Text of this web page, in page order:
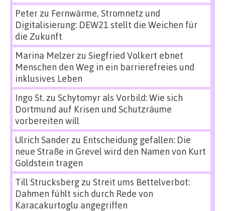
Peterzu Fernwärme, Stromnetz und
Digitalisierung: DEW21 stellt die Weichen für
die Zukunft
Marina Melzerzu Siegfried Volkert ebnet
Menschen den Weg in ein barrierefreies und
inklusives Leben
Ingo St.zu Schytomyr als Vorbild: Wie sich
Dortmund auf Krisen und Schutzräume
vorbereiten will
Ulrich Sanderzu Entscheidung gefallen: Die
neue Straße in Grevel wird den Namen von Kurt
Goldstein tragen
Till Strucksbergzu Streit ums Bettelverbot:
Dahmen fühlt sich durch Rede von
Karacakurtoglu angegriffen